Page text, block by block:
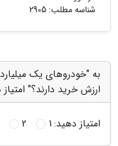
شناسه مطلب: 2905
به "خودروهای یک
ارزش خرید دارند؟"
امتیاز دهید:1
2